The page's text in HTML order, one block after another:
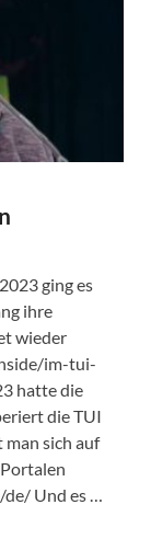
ging es
ihre
wieder
im-tui-
hatte die
die TUI
man sich auf
Und es …